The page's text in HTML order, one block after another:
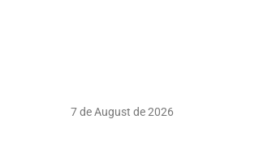
7 de August de 2026